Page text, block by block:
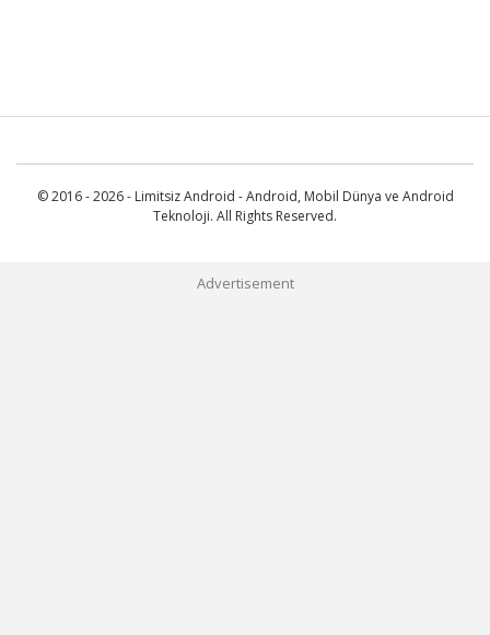
© 2016 - 2026 - Limitsiz Android - Android, Mobil Dünya ve Android
Teknoloji. All Rights Reserved.
Advertisement